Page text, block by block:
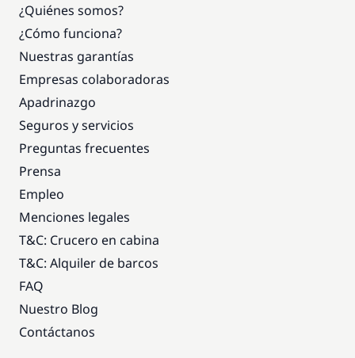
¿Quiénes somos?
¿Cómo funciona?
Nuestras garantías
Empresas colaboradoras
Apadrinazgo
Seguros y servicios
Preguntas frecuentes
Prensa
Empleo
Menciones legales
T&C: Crucero en cabina
T&C: Alquiler de barcos
FAQ
Nuestro Blog
Contáctanos